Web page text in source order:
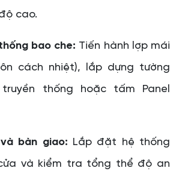
cao.
bao che: Tiến hành lợp mái
cách nhiệt), lắp dựng tường
thống hoặc tấm Panel
bàn giao: Lắp đặt hệ thống
và kiểm tra tổng thể độ an